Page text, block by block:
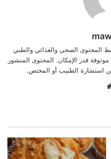
المحتوى الصحي والغذائي والطبي
قدر الإمكان. المحتوى المنشور
استشارة الطبيب أو المختص.